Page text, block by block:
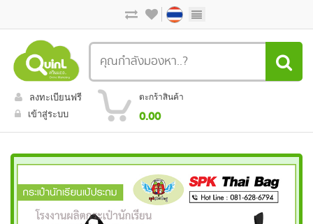
ลงทะเบียนฟรี
เข้าสู่ระบบ
ตะกร้าสินค้า
0.00